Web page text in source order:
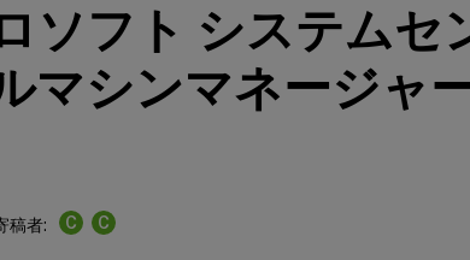
ソフト システムセ
マシンマネージャ
稿者: C C